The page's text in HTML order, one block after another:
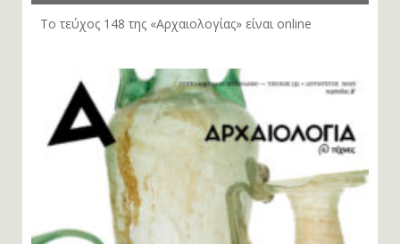
Το τεύχος 148 της «Αρχαιολογίας» είναι online